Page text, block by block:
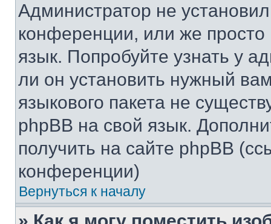
Администратор не
конференции, или же
язык. Попробуйте узнать у
ли он установить нужный
языкового пакета не
phpBB на свой язык.
получить на сайте phpBB
конференции)
Вернуться к началу